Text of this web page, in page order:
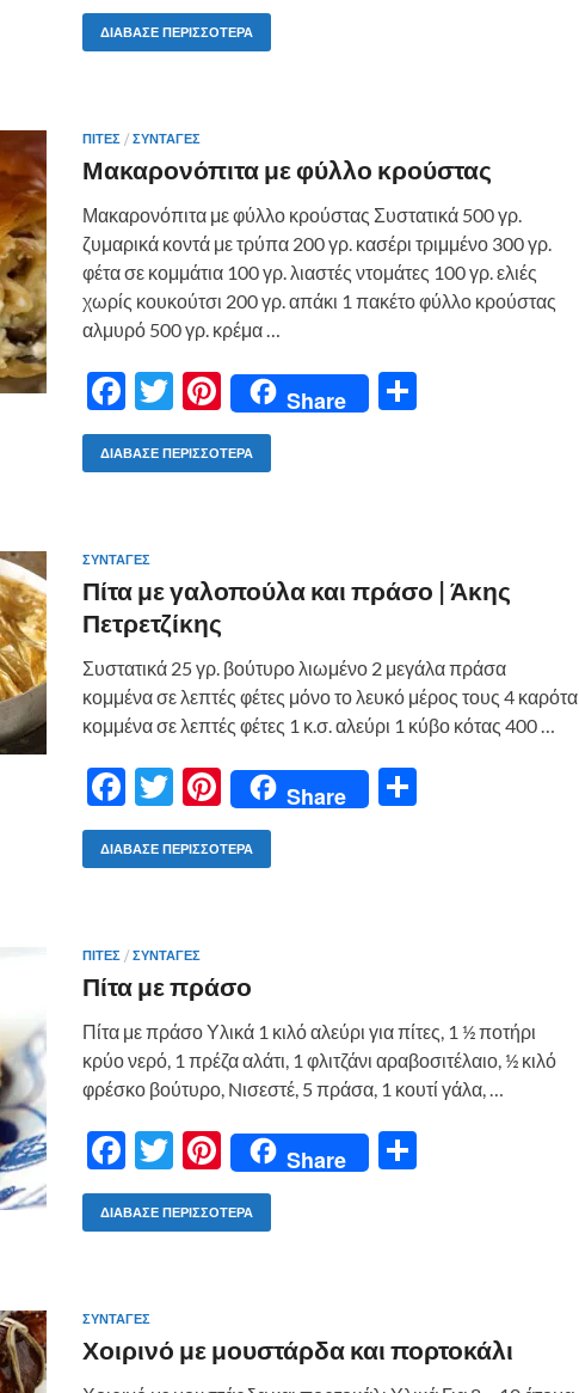
e
o
o
itt er
τε
ε
ΔΙΆΒΑΣΕ ΠΕΡΙΣΣΌΤΕΡΑ
ΠΙΤΕΣ / ΣΥΝΤΑΓΕΣ
Μακαρονόπιτα με φύλλο κρούστας
Μακαρονόπιτα με φύλλο κρούστας Συστατικά 500 γρ.
ζυμαρικά κοντά με τρύπα 200 γρ. κασέρι τριμμένο 300 γρ.
φέτα σε κομμάτια 100 γρ. λιαστές ντομάτες 100 γρ. ελιές
χωρίς κουκούτσι 200 γρ. απάκι 1 πακέτο φύλλο κρούστας
αλμυρό 500 γρ. κρέμα …
F
ac
e
o
o
k
T
w
itt
Pi
nt
er
Share
τε
ε
ΔΙΆΒΑΣΕ ΠΕΡΙΣΣΌΤΕΡΑ
ΣΥΝΤΑΓΕΣ
Πίτα με γαλοπούλα και πράσο | Άκης
Πετρετζίκης
Συστατικά 25 γρ. βούτυρο λιωμένο 2 μεγάλα πράσα
κομμένα σε λεπτές φέτες μόνο το λευκό μέρος τους 4 καρότα
κομμένα σε λεπτές φέτες 1 κ.σ. αλεύρι 1 κύβο κότας 400 …
F
ac
e
o
o
k
T
w
itt
Pi
nt
er
Share
ε
ΔΙΆΒΑΣΕ ΠΕΡΙΣΣΌΤΕΡΑ
ΠΙΤΕΣ / ΣΥΝΤΑΓΕΣ
Πίτα με πράσο
Πίτα με πράσο Υλικά 1 κιλό αλεύρι για πίτες, 1 ½ ποτήρι
κρύο νερό, 1 πρέζα αλάτι, 1 φλιτζάνι αραβοσιτέλαιο, ½ κιλό
φρέσκο βούτυρο, Nισεστέ, 5 πράσα, 1 κουτί γάλα, …
F
ac
e
o
o
k
T
w
itt
Pi
nt
er
Share
τε
ίτ
ΔΙΆΒΑΣΕ ΠΕΡΙΣΣΌΤΕΡΑ
ΣΥΝΤΑΓΕΣ
Χοιρινό με μουστάρδα και πορτοκάλι